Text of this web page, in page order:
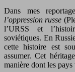
Dans mes
l’oppression russe
l’URSS et
soviétiques. En
cette histoire est
assumer. Cet
manière dont les